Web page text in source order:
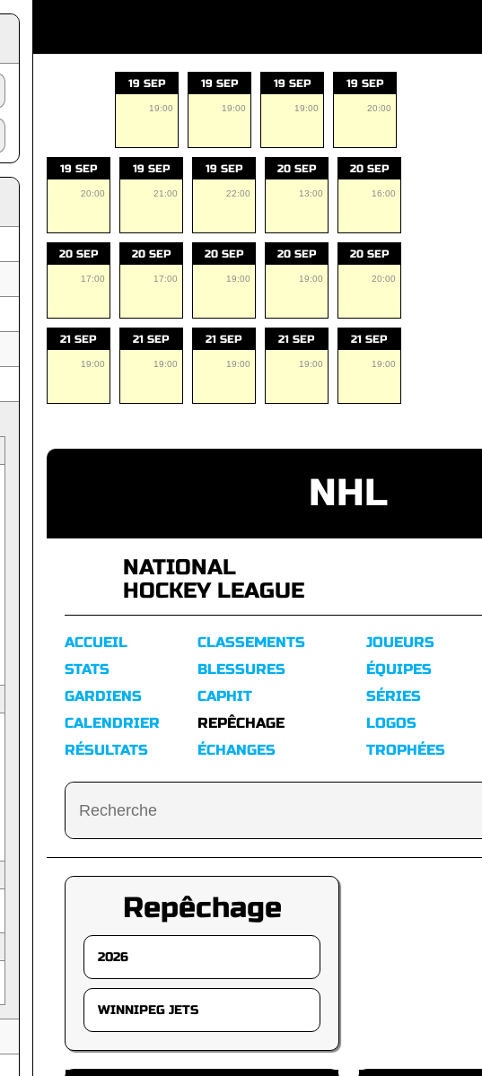
19 SEP
19:00
19 SEP
19:00
19 SEP
19:00
19 SEP
20:00
19 SEP
20:00
19 SEP
21:00
19 SEP
22:00
20 SEP
13:00
20 SEP
16:00
20 SEP
17:00
20 SEP
17:00
20 SEP
19:00
20 SEP
19:00
20 SEP
20:00
21 SEP
19:00
21 SEP
19:00
21 SEP
19:00
21 SEP
19:00
21 SEP
19:00
NHL
NATIONAL
HOCKEY LEAGUE
ACCUEIL
STATS
GARDIENS
CALENDRIER
RÉSULTATS
CLASSEMENTS
BLESSURES
CAPHIT
REPÊCHAGE
ÉCHANGES
JOUEURS
ÉQUIPES
SÉRIES
LOGOS
TROPHÉES
Repêchage